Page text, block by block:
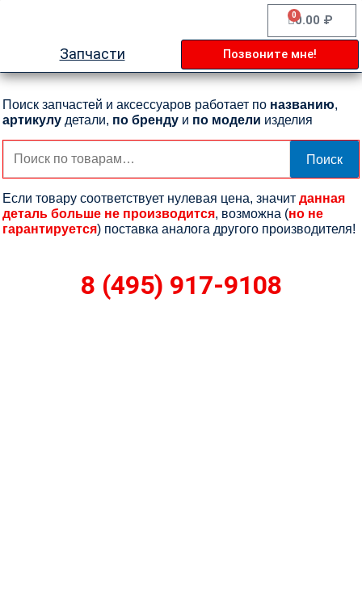
0.00 ₽
0
Cart
Запчасти Позвоните мне!
Поиск запчастей и аксессуаров работает по названию,
артикулу детали, по бренду и по модели изделия
Искать:
Поиск
Если товару соответствует нулевая цена, значит данная
деталь больше не производится, возможна (но не
гарантируется) поставка аналога другого производителя!
8 (495) 917-9108